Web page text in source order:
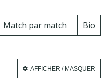
Match par match Bio
AFFICHER / MASQUER